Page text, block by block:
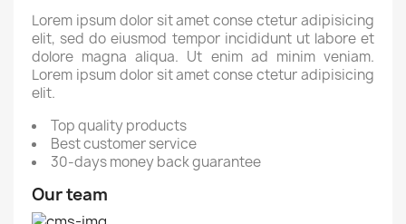
Lorem ipsum dolor sit amet conse ctetur adipisicing
elit, sed do eiusmod tempor incididunt ut labore et
dolore magna aliqua. Ut enim ad minim veniam.
Lorem ipsum dolor sit amet conse ctetur adipisicing
elit.
Top quality products
Best customer service
30-days money back guarantee
Our team